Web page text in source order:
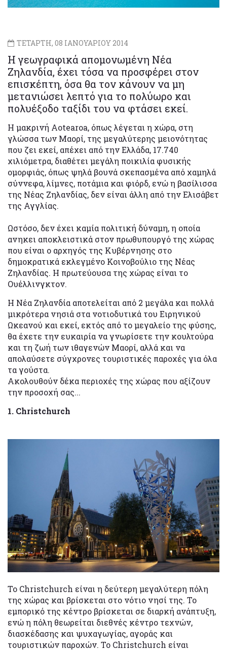
ΤΕΤΑΡΤΗ, 08 ΙΑΝΟΥΑΡΙΟΥ 2014
Η γεωγραφικά απομονωμένη Νέα
Ζηλανδία, έχει τόσα να προσφέρει στον
επισκέπτη, όσα θα τον κάνουν να μη
μετανιώσει λεπτό για το πολύωρο και
πολυέξοδο ταξίδι του να φτάσει εκεί.
Η μακρινή Aotearoa, όπως λέγεται η χώρα, στη
γλώσσα των Μαορί, της μεγαλύτερης μειονότητας
που ζει εκεί, απέχει από την Ελλάδα, 17.740
χιλιόμετρα, διαθέτει μεγάλη ποικιλία φυσικής
ομορφιάς, όπως ψηλά βουνά σκεπασμένα από χαμηλά
σύννεφα, λίμνες, ποτάμια και φιόρδ, ενώ η βασίλισσα
της Νέας Ζηλανδίας, δεν είναι άλλη από την Ελισάβετ
της Αγγλίας.
Ωστόσο, δεν έχει καμία πολιτική δύναμη, η οποία
ανηκει αποκλειστικά στον πρωθυπουργό της χώρας
που είναι ο αρχηγός της Κυβέρνησης στο
δημοκρατικά εκλεγμένο Κοινοβούλιο της Νέας
Ζηλανδίας. Η πρωτεύουσα της χώρας είναι το
Ουέλλινγκτον.
Η Νέα Ζηλανδία αποτελείται από 2 μεγάλα και πολλά
μικρότερα νησιά στα νοτιοδυτικά του Ειρηνικού
Ωκεανού και εκεί, εκτός από το μεγαλείο της φύσης,
θα έχετε την ευκαιρία να γνωρίσετε την κουλτούρα
και τη ζωή των ιθαγενών Μαορί, αλλά και να
απολαύσετε σύγχρονες τουριστικές παροχές για όλα
τα γούστα.
Ακολουθούν δέκα περιοχές της χώρας που αξίζουν
την προσοχή σας...
1. Christchurch
Το Christchurch είναι η δεύτερη μεγαλύτερη πόλη
της χώρας και βρίσκεται στο νότιο νησί της. Το
εμπορικό της κέντρο βρίσκεται σε διαρκή ανάπτυξη,
ενώ η πόλη θεωρείται διεθνές κέντρο τεχνών,
διασκέδασης και ψυχαγωγίας, αγοράς και
τουριστικών παροχών. Το Christchurch είναι